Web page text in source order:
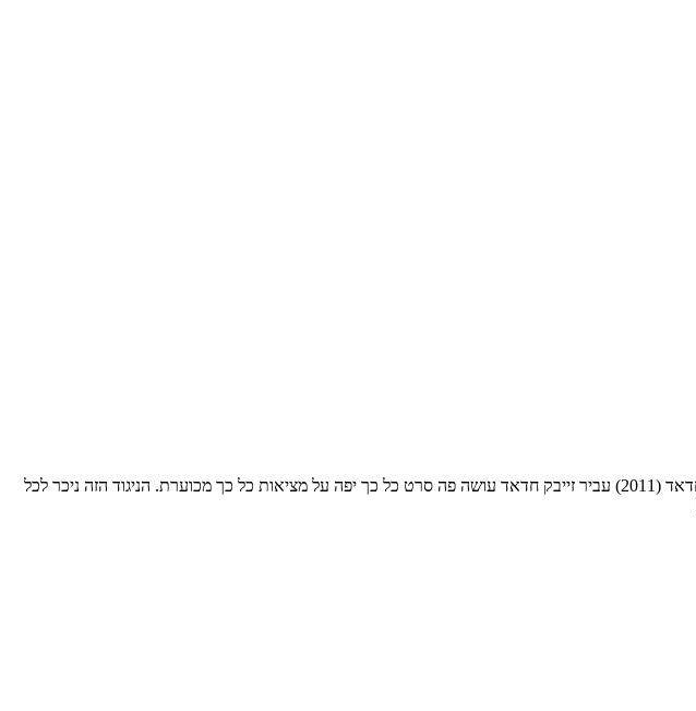
מאת: סמדר זמיר (תמונה ראשית: מתוך "מלאכיות מברזל", בימוי: קטיה פון גרנייה, צילום מסך). 31. דומא/ עביר זייבק חדאד (2011) עביר זייבק חדאד עושה פה סרט כל כך יפה על מציאות כל כך מכוערת. הניגוד הזה ניכר לכל